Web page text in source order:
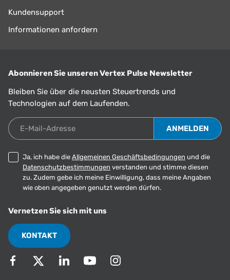
Kundensupport
Informationen anfordern
Abonnieren Sie unseren Vertex Pulse Newsletter
Bleiben Sie über die neusten Steuertrends und
Technologien auf dem Laufenden.
E-Mail-Adresse
Ja, ich habe die Allgemeinen Geschäftsbedingungen und die
Datenschutzbestimmungen verstanden und stimme diesen
zu. Zudem gebe ich meine Einwilligung, dass meine Angaben
wie oben angegeben genutzt werden dürfen.
Vernetzen Sie sich mit uns
KONTAKT